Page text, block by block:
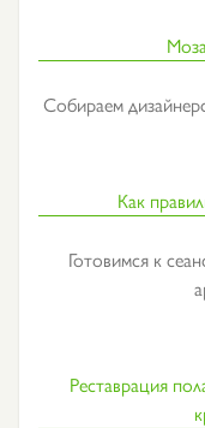
Собираем
Как
Готовимся к
Реставрация